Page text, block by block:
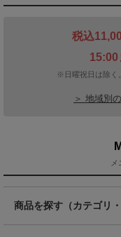
税込
15:00
※日曜祝日は除く
＞ 地域別
商品を探す（カテゴリ・